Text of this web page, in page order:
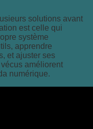
solutions avant
est celle qui
système
apprendre
et ajuster ses
améliorent
numérique.